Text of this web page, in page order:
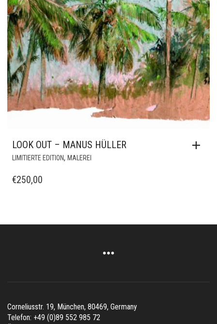
LOOK OUT – MANUS HÜLLER
LIMITIERTE EDITION, MALEREI
€250,00
Corneliusstr. 19, München, 80469, Germany
Telefon: +49 (0)89 552 985 72